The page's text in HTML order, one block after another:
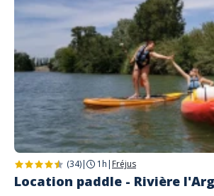
(34)| 1h | Fréjus
Location paddle - Rivière